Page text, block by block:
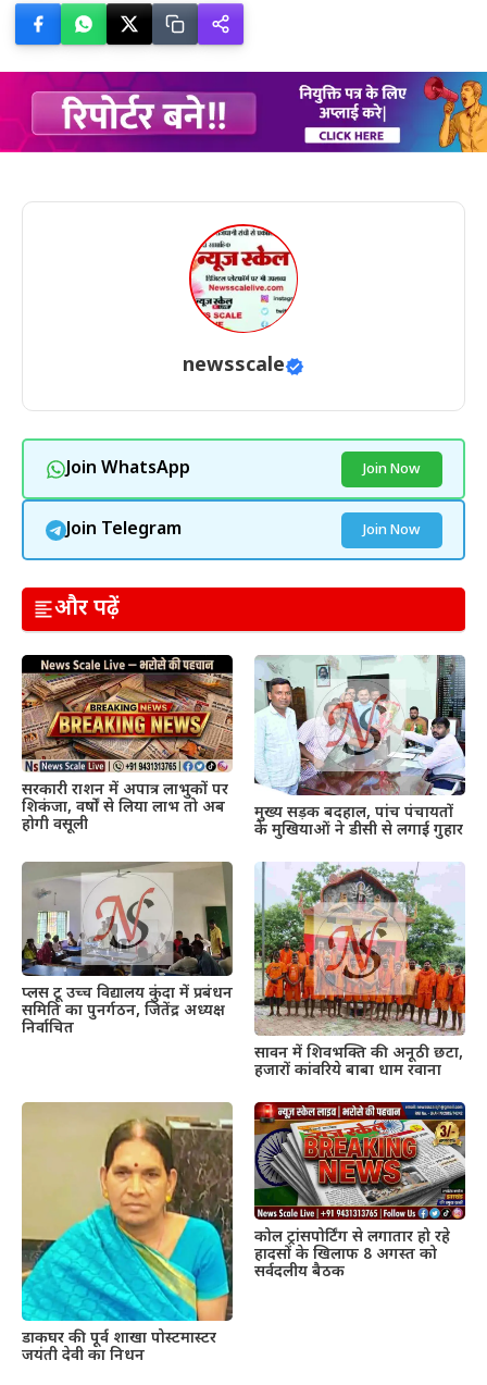
newsscale
Join WhatsApp Join Now
Join Telegram Join Now
और पढ़ें
सरकारी राशन में अपात्र लाभुकों पर
शिकंजा, वर्षों से लिया लाभ तो अब
होगी वसूली
मुख्य सड़क बदहाल, पांच पंचायतों
के मुखियाओं ने डीसी से लगाई गुहार
प्लस टू उच्च विद्यालय कुंदा में प्रबंधन
समिति का पुनर्गठन, जितेंद्र अध्यक्ष
निर्वाचित
सावन में शिवभक्ति की अनूठी छटा,
हजारों कांवरिये बाबा धाम रवाना
डाकघर की पूर्व शाखा पोस्टमास्टर
जयंती देवी का निधन
कोल ट्रांसपोर्टिंग से लगातार हो रहे
हादसों के खिलाफ 8 अगस्त को
सर्वदलीय बैठक